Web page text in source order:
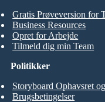
Gratis Prøveversion for
Business Resources
Opret for Arbejde
Tilmeld dig min Team
Politikker
Storyboard Ophavsret
Brugsbetingelser